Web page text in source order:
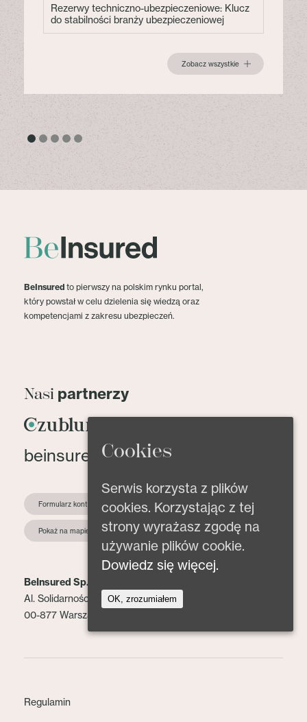
Rezerwy techniczno-ubezpieczeniowe: Klucz
do stabilności branży ubezpieczeniowej
Zobacz wszystkie
BeInsured to pierwszy na polskim rynku portal,
który powstał w celu dzielenia się wiedzą oraz
kompetencjami z zakresu ubezpieczeń.
Nasi partnerzy
beinsured@beinsured.pl
Formularz kontaktowy
Pokaż na mapie
BeInsured Sp. z o.o.
Al. Solidarności 153 lok. 2
00-877 Warszawa
Regulamin
Cookies
Serwis korzysta z plików
cookies. Korzystając z tej
strony wyrażasz zgodę na
używanie plików cookie.
Dowiedz się więcej.
OK, zrozumiałem